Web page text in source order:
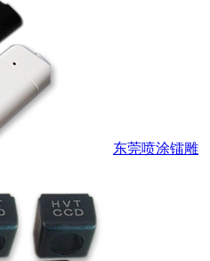
东莞喷涂镭雕